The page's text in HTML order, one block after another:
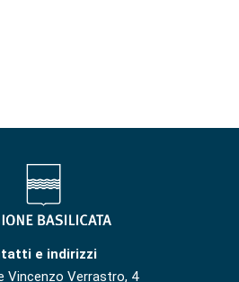
e indirizzi
Vincenzo Verrastro, 4